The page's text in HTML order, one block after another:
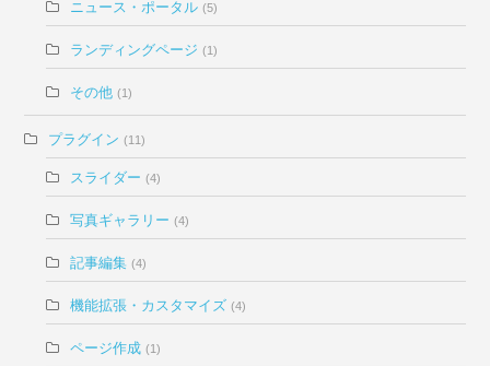
ニュース・ポータル (5)
ランディングページ (1)
その他 (1)
プラグイン (11)
スライダー (4)
写真ギャラリー (4)
記事編集 (4)
機能拡張・カスタマイズ (4)
ページ作成 (1)